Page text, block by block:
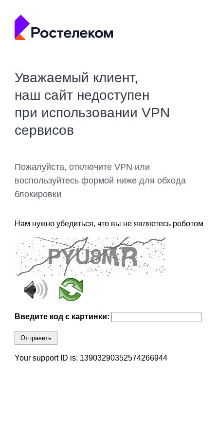
Уважаемый клиент,
наш сайт недоступен
при использовании VPN
сервисов
Пожалуйста, отключите VPN или
воспользуйтесь формой ниже для обхода
блокировки
Нам нужно убедиться, что вы не являетесь роботом
Введите код с картинки:
Отправить
Your support ID is: 13903290352574266944